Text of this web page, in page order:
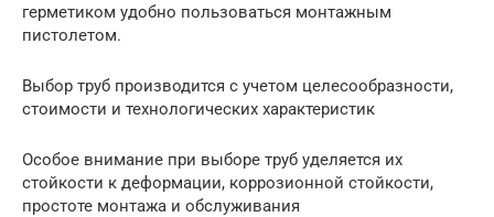
герметиком удобно пользоваться монтажным
пистолетом.
Выбор труб производится с учетом целесообразности,
стоимости и технологических характеристик
Особое внимание при выборе труб уделяется их
стойкости к деформации, коррозионной стойкости,
простоте монтажа и обслуживания